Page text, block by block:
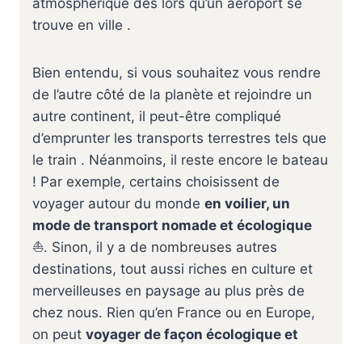
atmosphérique dès lors qu’un aéroport se
trouve en ville .
Bien entendu, si vous souhaitez vous rendre
de l’autre côté de la planète et rejoindre un
autre continent, il peut-être compliqué
d’emprunter les transports terrestres tels que
le train . Néanmoins, il reste encore le bateau
! Par exemple, certains choisissent de
voyager autour du monde en voilier, un
mode de transport nomade et écologique
⛵. Sinon, il y a de nombreuses autres
destinations, tout aussi riches en culture et
merveilleuses en paysage au plus près de
chez nous. Rien qu’en France ou en Europe,
on peut voyager de façon écologique et